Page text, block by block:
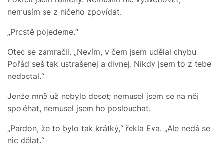
nemusím se z ničeho zpovídat.
„Prostě pojedeme.“
Otec se zamračil. „Nevím, v čem jsem udělal chybu.
Pořád seš tak ustrašenej a divnej. Nikdy jsem to z tebe
nedostal.“
Jenže mně už nebylo deset; nemusel jsem se na něj
spoléhat, nemusel jsem ho poslouchat.
„Pardon, že to bylo tak krátký,“ řekla Eva. „Ale nedá se
nic dělat.“